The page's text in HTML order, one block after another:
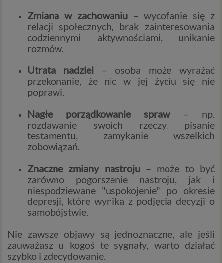
Zmiana w zachowaniu– wycofanie się z
relacji społecznych, brak zainteresowania
codziennymi aktywnościami, unikanie
rozmów.
Utrata nadziei – osoba może wyrażać
przekonanie, że nic w jej życiu się nie
poprawi.
Nagłe porządkowanie spraw– np.
rozdawanie swoich rzeczy, pisanie
testamentu, zamykanie wszelkich
zobowiązań.
Znaczne zmiany nastroju– może to być
zarówno pogorszenie nastroju, jak i
niespodziewane "uspokojenie" po okresie
depresji, które wynika z podjęcia decyzji o
samobójstwie.
Nie zawsze objawy są jednoznaczne, ale jeśli
zauważasz u kogoś te sygnały, warto działać
szybko i zdecydowanie.